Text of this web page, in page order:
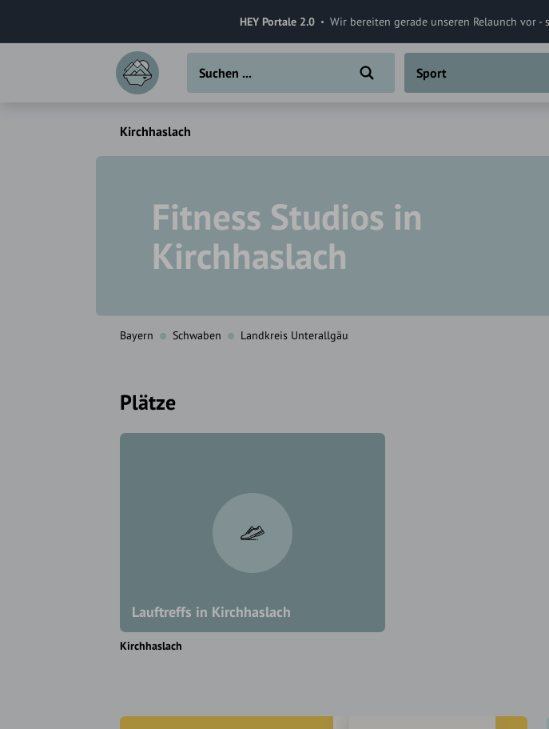
HEY Portale 2.0 Wir bereiten gerade unseren Relaunch vor -
Sport
Kirchhaslach
Fitness Studios in
Kirchhaslach
Bayern Schwaben Landkreis Unterallgäu
Plätze
Lauftreffs in Kirchhaslach
Kirchhaslach